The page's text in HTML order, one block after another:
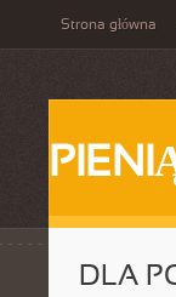
Strona główna
DLA